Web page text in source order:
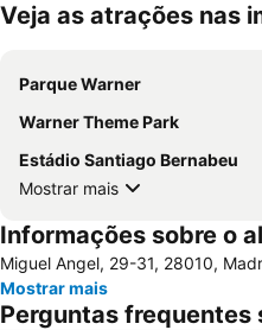
Veja as atrações nas
Parque Warner
Warner Theme Park
Estádio Santiago Bernabeu
Mostrar mais
Informações sobre o
Miguel Angel, 29-31, 28010,
Mostrar mais
Perguntas frequentes